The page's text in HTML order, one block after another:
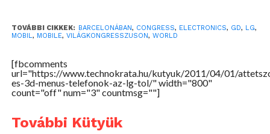
multimédiatelefonként tartalmazza a Dolby
biztosít tökéletes térhatású hangélményt a
videókhoz, és emeli ki a zene hangzását.
3D-s kezelőfelületnek köszönhetően
TOVÁBBI CIKKEK: BARCELONÁBAN, CONGRESS, ELECTRONICS, GD, LG,
MOBIL, MOBILE, VILÁGKONGRESSZUSON, WORLD
[fbcomments
url="https://www.technokrata.hu/kutyuk/2011/04/01/
es-3d-menus-telefonok-az-lg-tol/" width="800"
count="off" num="3" countmsg=""]
További Kütyük